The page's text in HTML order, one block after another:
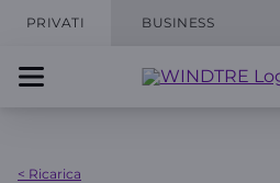
PRIVATI BUSINESS
< Ricarica